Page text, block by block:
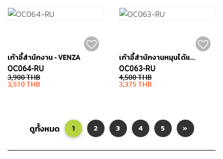
เก้าอี้สำนักงาน - VENZA
OC064-RU
3,900 THB
3,510 THB
เก้าอี้สำนักงานหมุนได้และมีล้อ - VENZA
OC063-RU
4,500 THB
3,375 THB
ดูทั้งหมด 1 2 3 4 5 »